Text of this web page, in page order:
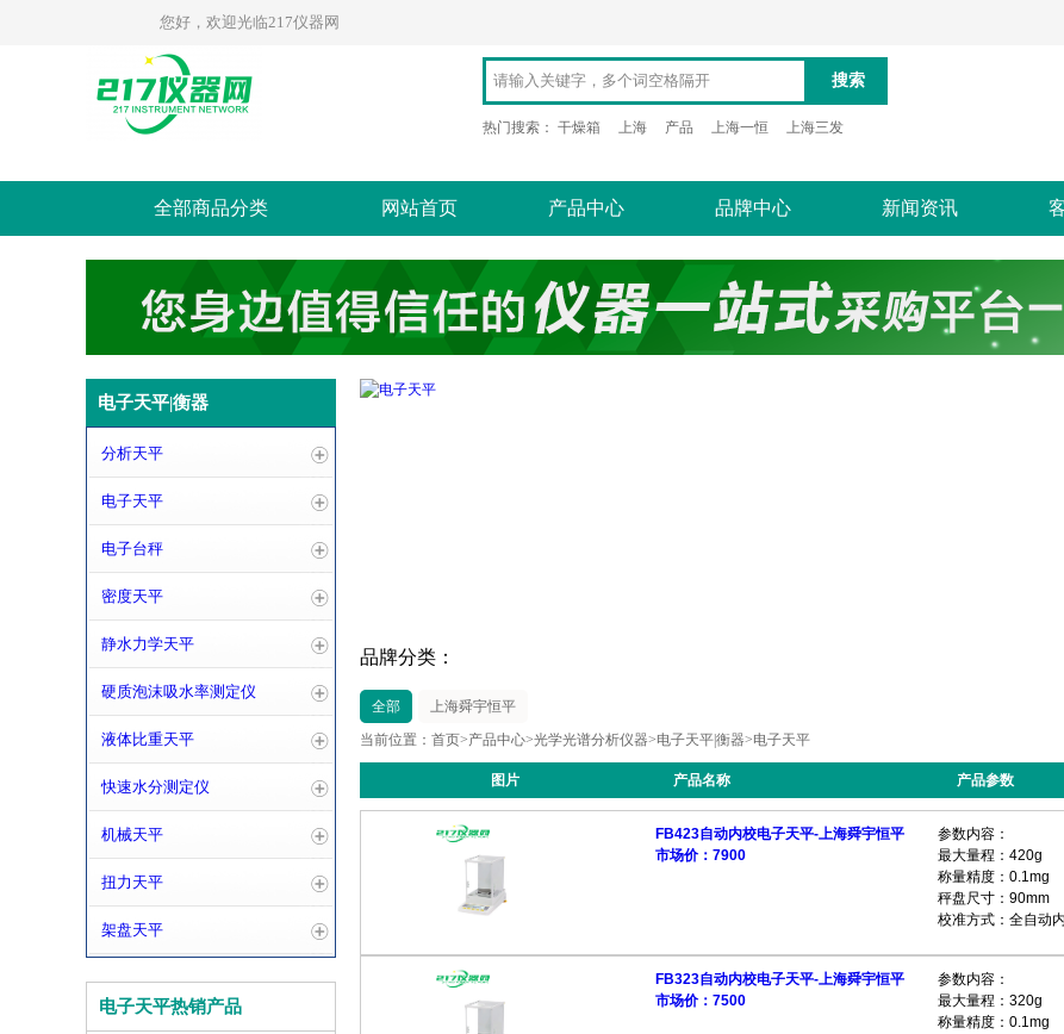
您好，欢迎光临217仪器网
搜索
热门搜索： 干燥箱 上海 产品 上海一恒 上海三发
全部商品分类 网站首页 产品中心 品牌中心 新闻资讯
电子天平|衡器
分析天平
电子天平
电子台秤
密度天平
静水力学天平
硬质泡沫吸水率测定仪
液体比重天平
快速水分测定仪
机械天平
扭力天平
架盘天平
电子天平热销产品
品牌分类：
全部
上海舜宇恒平
当前位置： 首页>产品中心>光学光谱分析仪器>电子天平|衡器>电子天平
图片 产品名称 产品参数
FB423自动内校电子天平-上海舜宇恒平
市场价：7900
参数内容：
最大量程：420g
称量精度：0.1mg
秤盘尺寸：90mm
校准方式：全自动
FB323自动内校电子天平-上海舜宇恒平
市场价：7500
参数内容：
最大量程：320g
称量精度：0.1mg